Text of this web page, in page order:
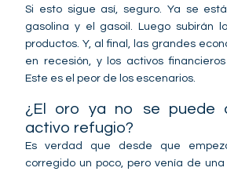
Si esto sigue así, seguro. Ya se
gasolina y el gasoil. Luego subirán
productos. Y, al final, las grandes
en recesión, y los activos
Este es el peor de los escenarios.
¿El oro ya no se puede
activo refugio?
Es verdad que desde que
corregido un poco, pero venía de